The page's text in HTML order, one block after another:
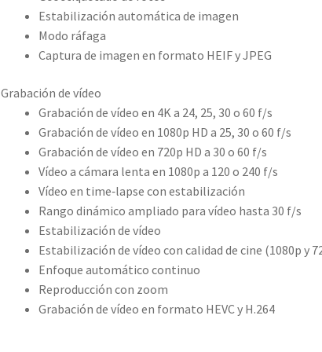
Estabilización automática de imagen
Modo ráfaga
Captura de imagen en formato HEIF y JPEG
Grabación de vídeo
Grabación de vídeo en 4K a 24, 25, 30 o 60 f/s
Grabación de vídeo en 1080p HD a 25, 30 o 60 f/s
Grabación de vídeo en 720p HD a 30 o 60 f/s
Vídeo a cámara lenta en 1080p a 120 o 240 f/s
Vídeo en time‑lapse con estabili­zación
Rango dinámico ampliado para vídeo hasta 30 f/s
Estabilización de vídeo
Estabilización de vídeo con calidad de cine (1080p y
Enfoque automático continuo
Reproducción con zoom
Grabación de vídeo en formato HEVC y H.264